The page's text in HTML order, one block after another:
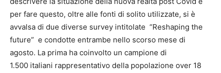
per fare questo, oltre alle fonti di solito utilizzate, si è
avvalsa di due diverse survey intitolate “Reshaping the
future” e condotte entrambe nello scorso mese di
agosto. La prima ha coinvolto un campione di
1.500 italiani rappresentativo della popolazione over 18